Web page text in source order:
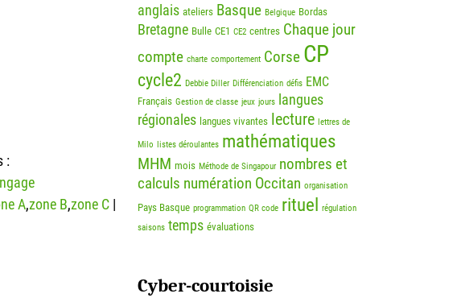
:
A,zone B,zone C |
anglais ateliers Basque Belgique Bordas
Bretagne Bulle CE1 CE2 centres Chaque jour
compte charte comportement Corse CP
cycle2 Debbie Diller Différenciation défis EMC
Français Gestion de classe jeux jours
langues
régionales langues vivantes lecture lettres de
Milo listes déroulantes mathématiques
MHM mois Méthode de Singapour nombres et
calculs numération Occitan organisation
Pays Basque programmation QR code rituel
régulation
saisons temps évaluations
Cyber-courtoisie